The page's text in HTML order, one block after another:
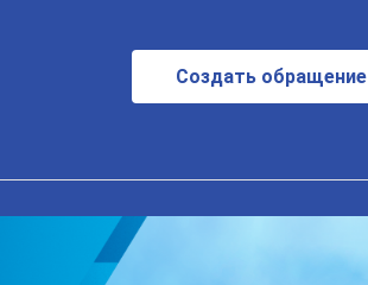
Создать обращение